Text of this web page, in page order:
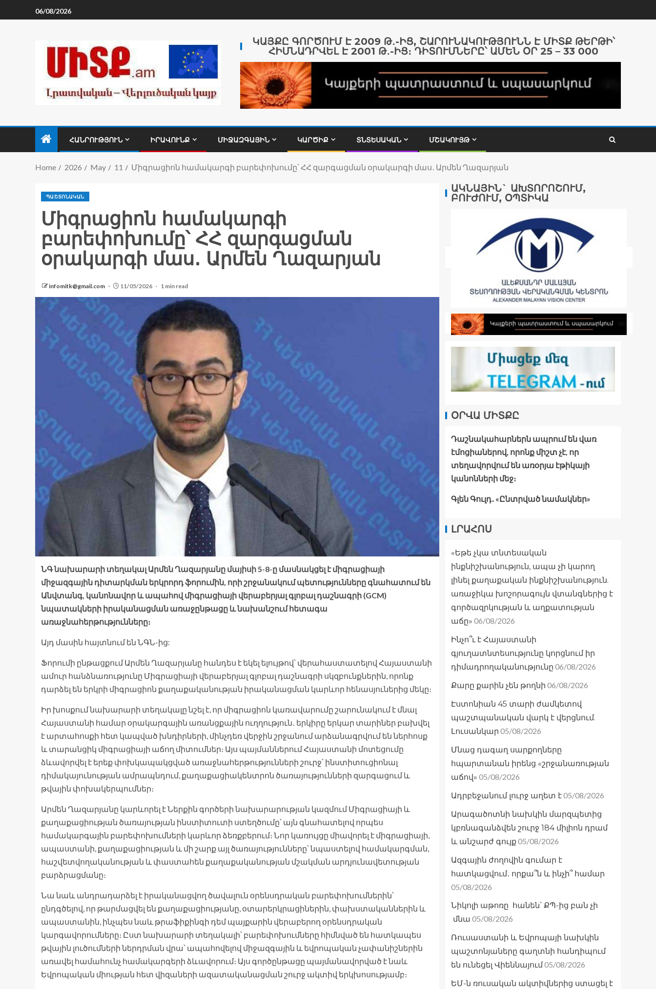
06/08/2026
ԿԱՅՔԸ ԳՈՐԾՈՒՄ Է 2009 Թ․-ԻՑ, ՇԱՐՈՒՆԱԿՈՒԹՅՈՒՆՆ Է ՄԻՏՔ ԹԵՐԹԻ՝
ՀԻՄՆԱԴՐՎԵԼ Է 2001 Թ․-ԻՑ։ ԴԻՏՈՒՄՆԵՐԸ՝ ԱՄԵՆ ՕՐ 25 – 33 000
ՀԱՆՐՈՒԹՅՈՒՆ ԻՐԱՎՈՒՆՔ ՄԻՋԱԶԳԱՅԻՆ ԿԱՐԾԻՔ ՏՆՏԵՍԱԿԱՆ ՄՇԱԿՈՒՅԹ
Home 2026 May 11 Միգրացիոն համակարգի բարեփոխումը՝ ՀՀ զարգացման օրակարգի մաս․ Արմեն Ղազարյան
ՊԱՇՏՈՆԱԿԱՆ
Միգրացիոն համակարգի
բարեփոխումը՝ ՀՀ զարգացման
օրակարգի մաս․ Արմեն Ղազարյան
infomitk@gmail.com 11/05/2026 1 min read
ՆԳ նախարարի տեղակալ Արմեն Ղազարյանը մայիսի 5-8-ը մասնակցել է միգրացիայի
միջազգային դիտարկման երկրորդ ֆորումին, որի շրջանակում պետությունները գնահատում են
Անվտանգ, կանոնավոր և ապահով միգրացիայի վերաբերյալ գլոբալ դաշնագրի (GCM)
նպատակների իրականացման առաջընթացը և նախանշում հետագա
առաջնահերթությունները։
Այդ մասին հայտնում են ՆԳՆ-ից:
Ֆորումի ընթացքում Արմեն Ղազարյանը հանդես է եկել ելույթով՝ վերահաստատելով Հայաստանի
ամուր հանձնառությունը Միգրացիայի վերաբերյալ գլոբալ դաշնագրի սկզբունքներին, որոնք
դարձել են երկրի միգրացիոն քաղաքականության իրականացման կարևոր հենասյուներից մեկը։
Իր խոսքում նախարարի տեղակալը նշել է, որ միգրացիոն կառավարումը շարունակում է մնալ
Հայաստանի համար օրակարգային առանցքային ուղղություն․ երկիրը երկար տարիներ բախվել
է արտահոսքի հետ կապված խնդիրների, մինչդեռ վերջին շրջանում արձանագրվում են ներհոսք
և տարանցիկ միգրացիայի աճող միտումներ։ Այս պայմաններում Հայաստանի մոտեցումը
ձևավորվել է երեք փոխկապակցված առաջնահերթությունների շուրջ՝ ինստիտուցիոնալ
դիմակայունության ամրապնդում, քաղաքացիակենտրոն ծառայությունների զարգացում և
թվային փոխակերպումներ։
Արմեն Ղազարյանը կարևորել է Ներքին գործերի նախարարության կազմում Միգրացիայի և
քաղաքացիության ծառայության ինստիտուտի ստեղծումը՝ այն գնահատելով որպես
համակարգային բարեփոխումների կարևոր ձեռքբերում։ Նոր կառույցը միավորել է միգրացիայի,
ապաստանի, քաղաքացիության և մի շարք այլ ծառայությունները՝ նպաստելով համակարգման,
հաշվետվողականության և փաստահեն քաղաքականության մշակման արդյունավետության
բարձրացմանը։
Նա նաև անդրադարձել է իրականացվող ծավալուն օրենսդրական բարեփոխումներին՝
ընդգծելով, որ թարմացվել են քաղաքացիությանը, օտարերկրացիներին, փախստականներին և
ապաստանին, ինչպես նաև թրաֆիքինգի դեմ պայքարին վերաբերող օրենսդրական
կարգավորումները։ Ըստ նախարարի տեղակալի՝ բարեփոխումները հիմնված են հատկապես
թվային լուծումների ներդրման վրա՝ ապահովելով միջազգային և եվրոպական չափանիշներին
առավել համահունչ համակարգերի ձևավորում։ Այս գործընթացը պայմանավորված է նաև
Եվրոպական միության հետ վիզաների ազատականացման շուրջ ակտիվ երկխոսությամբ։
ԱԿՆԱՅԻՆ` ԱԽՏՈՐՈՇՈՒՄ,
ԲՈՒԺՈՒՄ, ՕՊՏԻԿԱ
ՕՐՎԱ ՄԻՏՔԸ
Դաշնակահարներն ապրում են վառ
էմոցիաներով, որոնք միշտ չէ, որ
տեղավորվում են առօրյա էթիկայի
կանոնների մեջ։
Գլեն Գուլդ․ «Ընտրված նամակներ»
ԼՐԱՀՈՍ
«Եթե չկա տնտեսական
ինքնիշխանություն, ապա չի կարող
լինել քաղաքական ինքնիշխանություն.
առաջիկա խոշորագույն վտանգներից է
գործազրկության և աղքատության
աճը» 06/08/2026
Ինչո՞ւ է Հայաստանի
գյուղատնտեսությունը կորցնում իր
դիմադրողականությունը 06/08/2026
Քարը քարին չեն թողնի 06/08/2026
Էստոնիան 45 տարի ժամկետով
պաշտպանական վարկ է վերցնում.
Լուսանկար 05/08/2026
Մնաց դագաղ սարքողները
հպարտանան իրենց «շրջանառության
աճով» 05/08/2026
Ադրբեջանում լուրջ աղետ է05/08/2026
Արագածոտնի նախկին մարզպետից
կբռնագանձվեն շուրջ 184 միլիոն դրամ
և անշարժ գույք05/08/2026
Ազգային ժողովին գումար է
հատկացվում․ որքա՞ն և ինչի՞ համար
05/08/2026
Նիկոլի աթոռը հանեն՝ ՔՊ-ից բան չի
մնա 05/08/2026
Ռուսաստանի և Եվրոպայի նախկին
պաշտոնյաները գաղտնի հանդիպում
են ունեցել Վիեննայում05/08/2026
ԵՄ-ն ռուսական ակտիվներից ստացել է